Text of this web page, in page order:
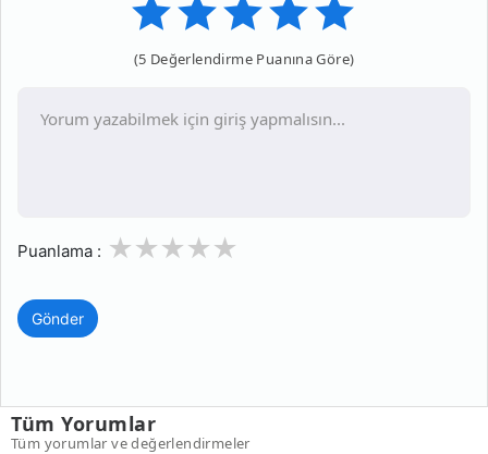
(5 Değerlendirme Puanına Göre)
Puanlama : 3
2
1
Gönder
Tüm Yorumlar
Tüm yorumlar ve değerlendirmeler